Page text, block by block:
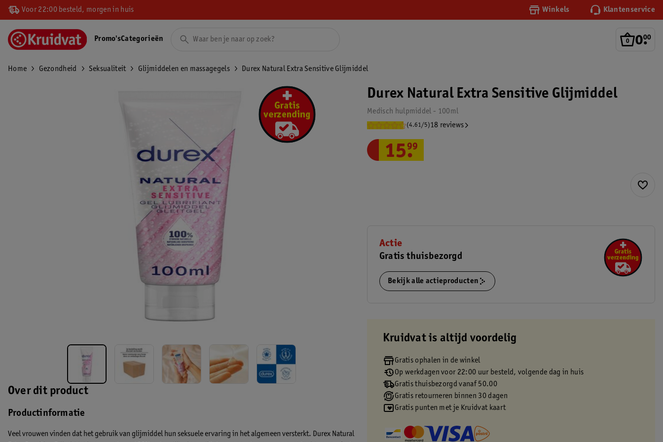
Voor 22:00 besteld, morgen in huis Winkels Klantenservice
0.
00
Promo'sCategorieën
Home Gezondheid Seksualiteit Glijmiddelen en massagegels Durex Natural Extra Sensitive Glijmiddel
Over dit product
Productinformatie
Veel vrouwen vinden dat het gebruik van glijmiddel hun seksuele ervaring in het algemeen versterkt. Durex Natural
Durex Natural Extra Sensitive Glijmiddel
Medisch hulpmiddel - 100ml
(4.61/5)18 reviews
15.
99
Actie
Gratis thuisbezorgd
Bekijk alle actieproducten
Kruidvat is altijd voordelig
Gratis ophalen in de winkel
Op werkdagen voor 22:00 uur besteld, volgende dag in huis
Gratis thuisbezorgd vanaf 50.00
Gratis retourneren binnen 30 dagen
Gratis punten met je Kruidvat kaart